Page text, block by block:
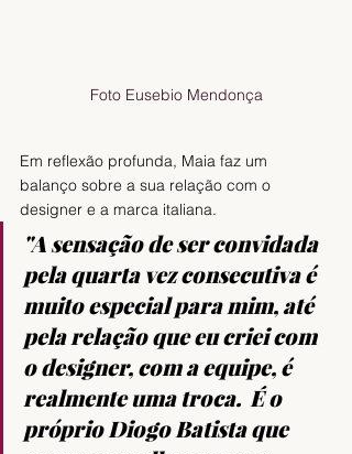
Foto Eusebio Mendonça
Em reflexão profunda, Maia faz um
balanço sobre a sua relação com o
designer e a marca italiana.
"A sensação de ser convidada
pela quarta vez consecutiva é
muito especial para mim, até
pela relação que eu criei com
o designer, com a equipe, é
realmente uma troca.  É o
próprio Diogo Batista que